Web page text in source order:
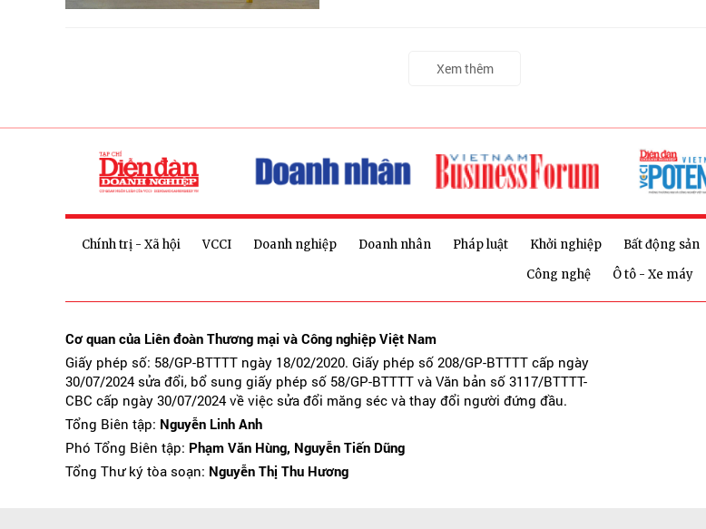
Xem thêm
Chính trị - Xã hội VCCI Doanh nghiệp Doanh nhân Pháp luật Khởi nghiệp Bất động sản
Công nghệ
Ô tô - Xe máy
Cơ quan của Liên đoàn Thương mại và Công nghiệp Việt Nam
Giấy phép số: 58/GP-BTTTT ngày 18/02/2020. Giấy phép số 208/GP-BTTTT cấp ngày
30/07/2024 sửa đổi, bổ sung giấy phép số 58/GP-BTTTT và Văn bản số 3117/BTTTT-
CBC cấp ngày 30/07/2024 về việc sửa đổi măng séc và thay đổi người đứng đầu.
Tổng Biên tập: Nguyễn Linh Anh
Phó Tổng Biên tập: Phạm Văn Hùng, Nguyễn Tiến Dũng
Tổng Thư ký tòa soạn: Nguyễn Thị Thu Hương